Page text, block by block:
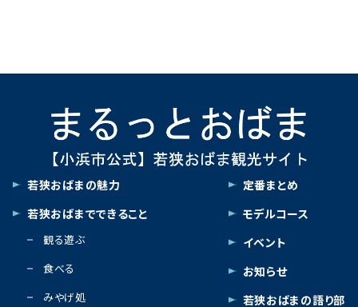
若狭おばまの魅力
若狭おばまでできること
観る遊ぶ
食べる
みやげ処
定番まとめ
モデルコース
イベント
お知らせ
若狭おばまの語り部